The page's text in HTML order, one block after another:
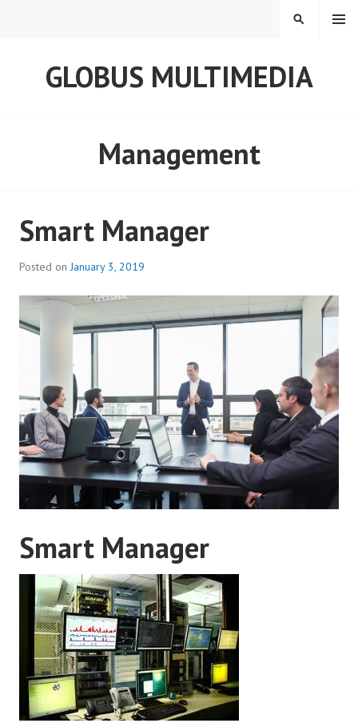
GLOBUS MULTIMEDIA
MENU
SEARCH
Management
Smart Manager
Posted onJanuary 3, 2019
Smart Manager